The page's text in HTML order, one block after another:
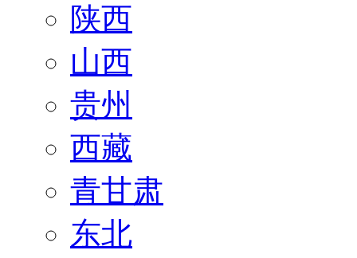
陕西
山西
贵州
西藏
青甘肃
东北